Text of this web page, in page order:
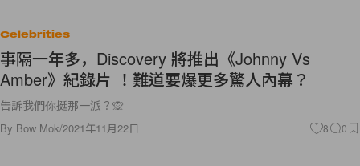
事隔一年多，Discovery 將推出《Johnny Vs
Amber》紀錄片 ！難道要爆更多驚人內幕？
告訴我們你挺那一派？🙊
ByBow Mok/2021年11月22日